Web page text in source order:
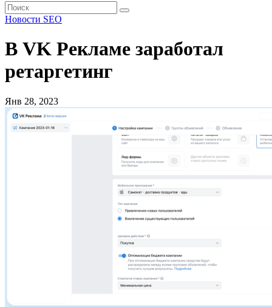
Новости SEO
В VK Рекламе заработал
ретаргетинг
Янв 28, 2023